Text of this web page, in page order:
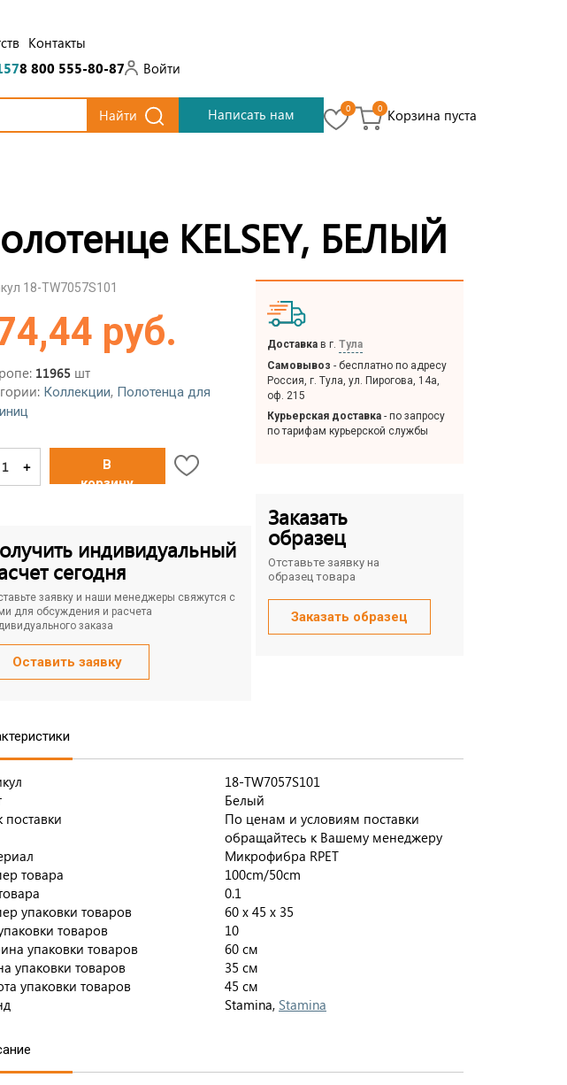
Контакты
8 800 555-80-87 Войти
Найти Написать нам 0 0 Корзина пуста
KELSEY, БЕЛЫЙ
18-TW7057S101
руб.
11965 шт
Коллекции, Полотенца для
+
В
корзину
индивидуальный
сегодня
заявку и наши менеджеры свяжутся с
для обсуждения и расчета
заказа
Оставить заявку
Доставка в г. Тула
Самовывоз - бесплатно по адресу
Россия, г. Тула, ул. Пирогова, 14а,
оф. 215
Курьерская доставка - по запросу
по тарифам курьерской службы
Заказать
образец
Отставьте заявку на
образец товара
Заказать образец
18-TW7057S101
Белый
поставки
По ценам и условиям поставки
обращайтесь к Вашему менеджеру
Микрофибра RPET
товара
100cm/50cm
0.1
упаковки товаров
60 x 45 x 35
товаров
10
упаковки товаров
60 см
упаковки товаров
35 см
упаковки товаров
45 см
Stamina, Stamina